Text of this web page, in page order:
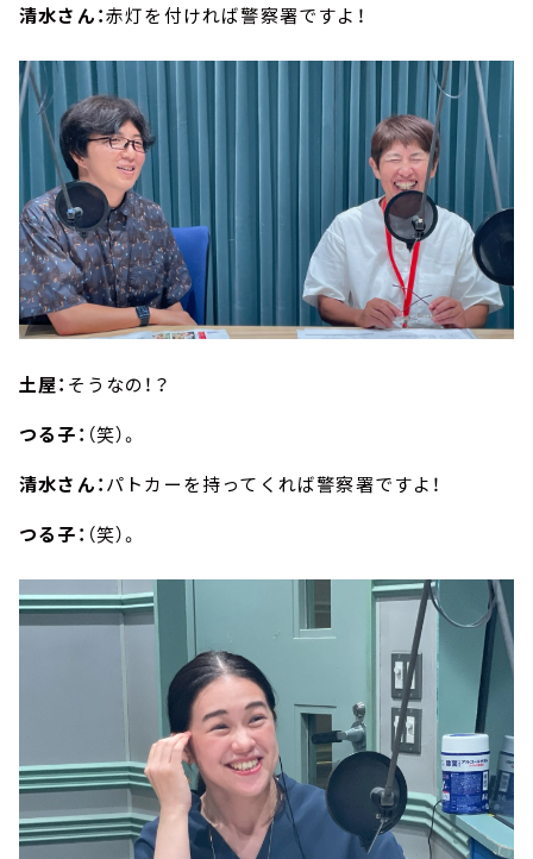
清水さん：赤灯を付ければ警察署ですよ！
土屋： そうなの！？
つる子： （笑）。
清水さん：パトカーを持ってくれば警察署ですよ！
つる子： （笑）。